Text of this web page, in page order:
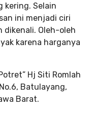
kering. Selain
ini menjadi ciri
dikenali. Oleh-oleh
karena harganya
Hj Siti Romlah
Batulayang,
Barat.